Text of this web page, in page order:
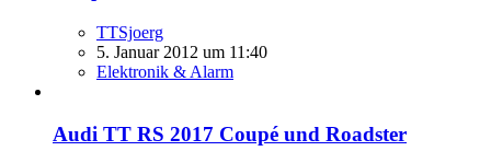
TTSjoerg
5. Januar 2012 um 11:40
Elektronik & Alarm
Audi TT RS 2017 Coupé und Roadster